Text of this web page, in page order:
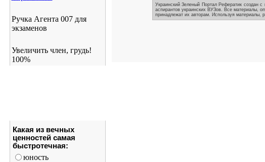
Ручка Агента 007 для
экзаменов
Увеличить член, грудь!
100%
Какая из вечных
ценностей самая
быстротечная:
юность
Украинский Зеленый Портал Рефератик создан с
аспирантов украинских ВУЗов. Все материалы,
принадлежат их авторам. Используя материалы,